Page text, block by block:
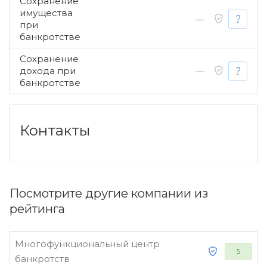
Посмотрите другие компании из
рейтинга
Многофункциональный центр
банкротств
5
имущества
при
банкротстве
—
Сохранение
дохода при
банкротстве
—
Контакты